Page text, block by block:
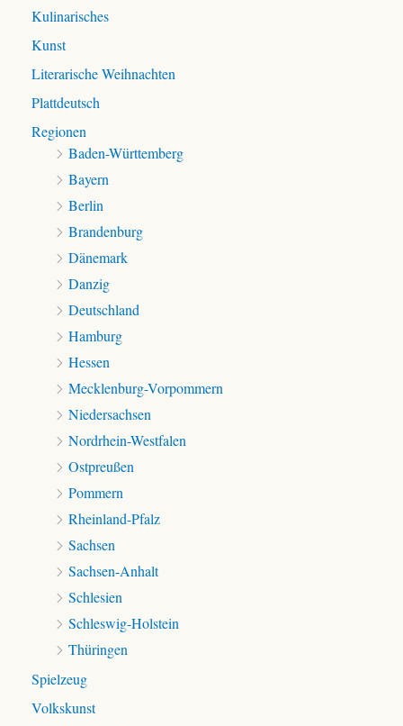
Kulinarisches
Kunst
Literarische Weihnachten
Plattdeutsch
Regionen
Baden-Württemberg
Bayern
Berlin
Brandenburg
Dänemark
Danzig
Deutschland
Hamburg
Hessen
Mecklenburg-Vorpommern
Niedersachsen
Nordrhein-Westfalen
Ostpreußen
Pommern
Rheinland-Pfalz
Sachsen
Sachsen-Anhalt
Schlesien
Schleswig-Holstein
Thüringen
Spielzeug
Volkskunst